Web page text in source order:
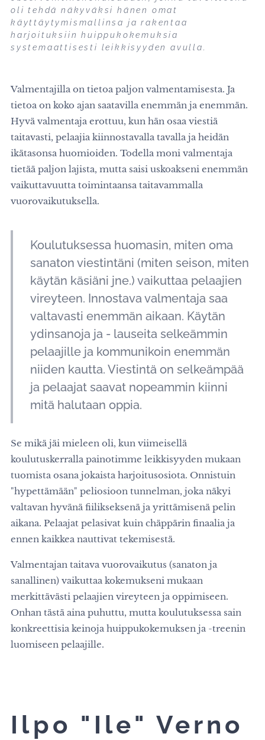
oli tehdä näkyväksi hänen omat
käyttäytymismallinsa ja rakentaa
harjoituksiin huippukokemuksia
systemaattisesti leikkisyyden avulla.
Valmentajilla on tietoa paljon valmentamisesta. Ja
tietoa on koko ajan saatavilla enemmän ja enemmän.
Hyvä valmentaja erottuu, kun hän osaa viestiä
taitavasti, pelaajia kiinnostavalla tavalla ja heidän
ikätasonsa huomioiden. Todella moni valmentaja
tietää paljon lajista, mutta saisi uskoakseni enemmän
vaikuttavuutta toimintaansa taitavammalla
vuorovaikutuksella.
Koulutuksessa huomasin, miten oma
sanaton viestintäni (miten seison, miten
käytän käsiäni jne.) vaikuttaa pelaajien
vireyteen. Innostava valmentaja saa
valtavasti enemmän aikaan. Käytän
ydinsanoja ja - lauseita selkeämmin
pelaajille ja kommunikoin enemmän
niiden kautta. Viestintä on selkeämpää
ja pelaajat saavat nopeammin kiinni
mitä halutaan oppia.
Se mikä jäi mieleen oli, kun viimeisellä
koulutuskerralla painotimme leikkisyyden mukaan
tuomista osana jokaista harjoitusosiota. Onnistuin
"hypettämään" peliosioon tunnelman, joka näkyi
valtavan hyvänä fiilikseksenä ja yrittämisenä pelin
aikana. Pelaajat pelasivat kuin chäppärin finaalia ja
ennen kaikkea nauttivat tekemisestä.
Valmentajan taitava vuorovaikutus (sanaton ja
sanallinen) vaikuttaa kokemukseni mukaan
merkittävästi pelaajien vireyteen ja oppimiseen.
Onhan tästä aina puhuttu, mutta koulutuksessa sain
konkreettisia keinoja huippukokemuksen ja -treenin
luomiseen pelaajille.
Ilpo "Ile" Verno